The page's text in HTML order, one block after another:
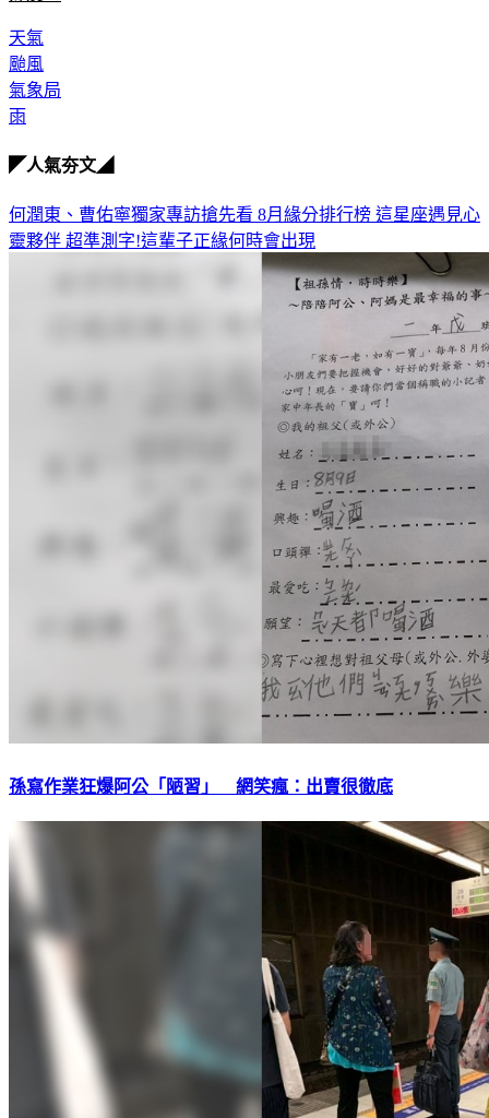
天氣
颱風
氣象局
雨
◤人氣夯文◢
何潤東、曹佑寧獨家專訪搶先看 8月緣分排行榜 這星座遇見心
靈夥伴 超準測字!這輩子正緣何時會出現
孫寫作業狂爆阿公「陋習」 網笑瘋：出賣很徹底